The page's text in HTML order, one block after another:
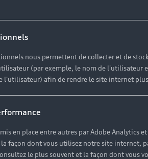
nous permettent de collecter et de
(par exemple, le nom de l'utilisateur
l'utilisateur) afin de rendre le site internet
en place entre autres par Adobe Analytics
façon dont vous utilisez notre site internet,
le plus souvent et la façon dont vous